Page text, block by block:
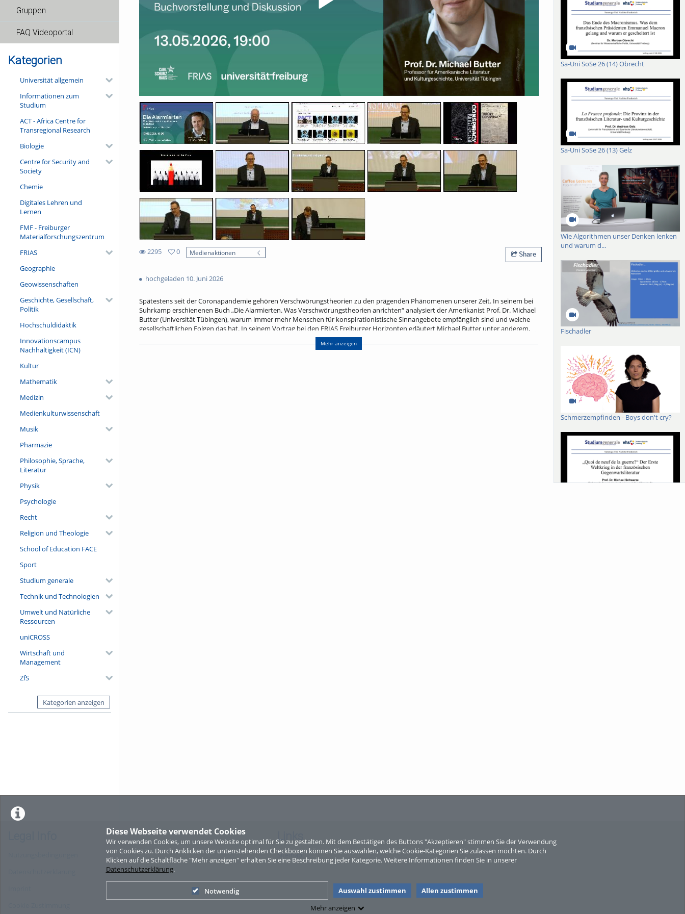
Diese Webseite verwendet Cookies
Wir verwenden Cookies, um unsere Website optimal für Sie zu gestalten. Mit dem Bestätigen des Buttons "Akzeptieren" stimmen Sie der Verwendung
von Cookies zu. Durch Anklicken der untenstehenden Checkboxen können Sie auswählen, welche Cookie-Kategorien Sie zulassen möchten. Durch
Klicken auf die Schaltfläche "Mehr anzeigen" erhalten Sie eine Beschreibung jeder Kategorie. Weitere Informationen finden Sie in unserer
Datenschutzerklärung.
Notwendig Auswahl zustimmen
Allen zustimmen
Mehr anzeigen
Gruppen
FAQ Videoportal
Kategorien
Universität allgemein
Informationen zum
Studium
ACT - Africa Centre for
Transregional Research
Biologie
Centre for Security and
Society
Chemie
Digitales Lehren und
Lernen
FMF - Freiburger
Materialforschungszentrum
FRIAS
Geographie
Geowissenschaften
Geschichte, Gesellschaft,
Politik
Hochschuldidaktik
Innovationscampus
Nachhaltigkeit (ICN)
Kultur
Mathematik
Medizin
Medienkulturwissenschaft
Musik
Pharmazie
Philosophie, Sprache,
Literatur
Physik
Psychologie
Recht
Religion und Theologie
School of Education FACE
Sport
Studium generale
Technik und Technologien
Umwelt und Natürliche
Ressourcen
uniCROSS
Wirtschaft und
Management
ZfS
Kategorien anzeigen
2295
views
0
Medienaktionen Share
hochgeladen 10. Juni 2026
Spätestens seit der Coronapandemie gehören Verschwörungstheorien zu den prägenden Phänomenen unserer Zeit. In seinem bei
Suhrkamp erschienenen Buch „Die Alarmierten. Was Verschwörungstheorien anrichten“ analysiert der Amerikanist Prof. Dr. Michael
Butter (Universität Tübingen), warum immer mehr Menschen für konspirationistische Sinnangebote empfänglich sind und welche
gesellschaftlichen Folgen das hat. In seinem Vortrag bei den FRIAS Freiburger Horizonten erläutert Michael Butter unter anderem,
warum er es für unangebracht hält, Verschwörungstheorien mit Alarmismus zu begegnen. Eine freie und demokratische Gesellschaft
dürfe sich nicht von Angst leiten lassen, sondern müsse die gesellschaftlichen Ursachen in den Blick nehmen. Butter fragt daher, ob
Mehr anzeigen
Sa-Uni SoSe 26 (14) Obrecht
Sa-Uni SoSe 26 (13) Gelz
Wie Algorithmen unser Denken lenken
und warum d...
Fischadler
Schmerzempfinden - Boys don't cry?
Links
Sitemap